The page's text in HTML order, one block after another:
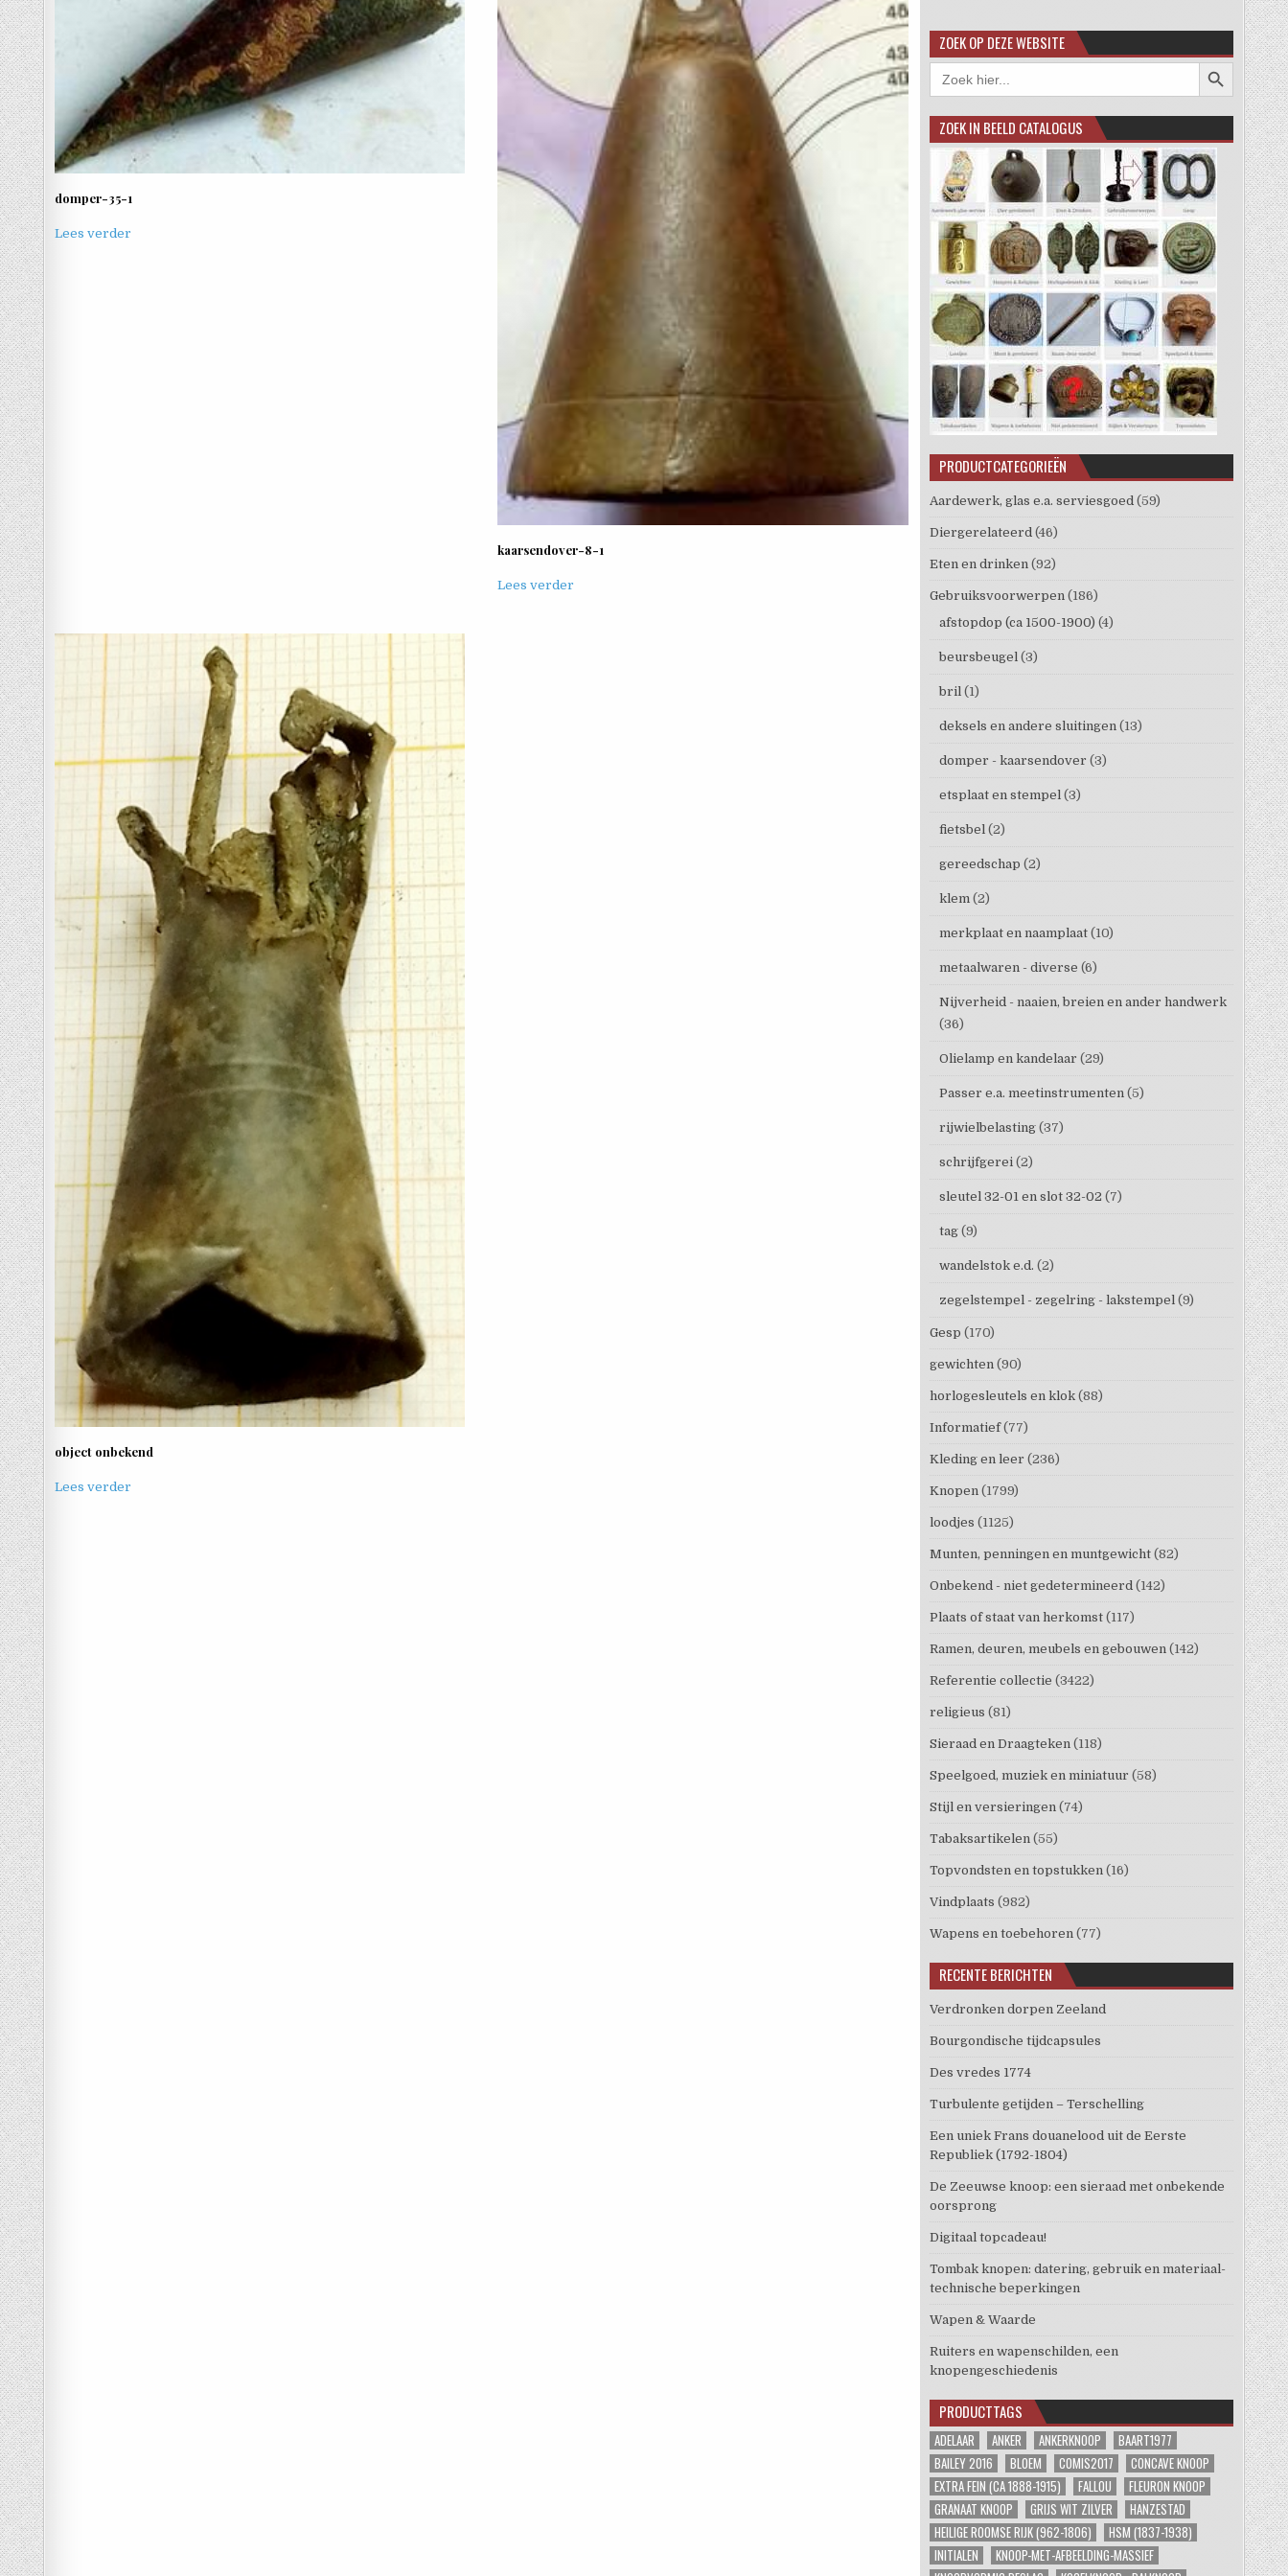
domper-35-1
Lees verder
kaarsendover-8-1
Lees verder
object onbekend
Lees verder
ZOEK OP DEZE WEBSITE
Zoek
naar:
Zoekknop
ZOEK IN BEELD CATALOGUS
PRODUCTCATEGORIEËN
Aardewerk, glas e.a. serviesgoed (59)
Diergerelateerd (46)
Eten en drinken (92)
Gebruiksvoorwerpen (186)
afstopdop (ca 1500-1900) (4)
beursbeugel (3)
bril (1)
deksels en andere sluitingen (13)
domper - kaarsendover (3)
etsplaat en stempel (3)
fietsbel (2)
gereedschap (2)
klem (2)
merkplaat en naamplaat (10)
metaalwaren - diverse (6)
Nijverheid - naaien, breien en ander handwerk
(36)
Olielamp en kandelaar (29)
Passer e.a. meetinstrumenten (5)
rijwielbelasting (37)
schrijfgerei (2)
sleutel 32-01 en slot 32-02 (7)
tag (9)
wandelstok e.d. (2)
zegelstempel - zegelring - lakstempel (9)
Gesp (170)
gewichten (90)
horlogesleutels en klok (88)
Informatief (77)
Kleding en leer (236)
Knopen (1799)
loodjes (1125)
Munten, penningen en muntgewicht (82)
Onbekend - niet gedetermineerd (142)
Plaats of staat van herkomst (117)
Ramen, deuren, meubels en gebouwen (142)
Referentie collectie (3422)
religieus (81)
Sieraad en Draagteken (118)
Speelgoed, muziek en miniatuur (58)
Stijl en versieringen (74)
Tabaksartikelen (55)
Topvondsten en topstukken (16)
Vindplaats (982)
Wapens en toebehoren (77)
RECENTE BERICHTEN
Verdronken dorpen Zeeland
Bourgondische tijdcapsules
Des vredes 1774
Turbulente getijden – Terschelling
Een uniek Frans douanelood uit de Eerste
Republiek (1792-1804)
De Zeeuwse knoop: een sieraad met onbekende
oorsprong
Digitaal topcadeau!
Tombak knopen: datering, gebruik en materiaal-
technische beperkingen
Wapen & Waarde
Ruiters en wapenschilden, een
knopengeschiedenis
PRODUCTTAGS
ADELAAR ANKER ANKERKNOOP
BAART1977
BAILEY 2016
BLOEM COMIS2017
CONCAVE KNOOP
EXTRA FEIN (CA 1888-1915)
FALLOU
FLEURON KNOOP
GRANAAT KNOOP
GRIJS WIT ZILVER
HANZESTAD
HEILIGE ROOMSE RIJK (962-1806)
HSM (1837-1938)
INITIALEN
KNOOP-MET-AFBEELDING-MASSIEF